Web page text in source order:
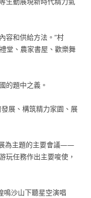
容和供給方法。“村
堂、農家書屋、歡樂舞
的題中之義。
展、構筑精力家園、展
為主題的主要會議——
玩任務作出主要唆使，
鳴沙山下聽星空演唱